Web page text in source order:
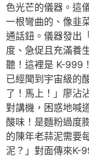
色光芒的儀器。這
一根彎曲的、像韭
通話鈕。儀器發出
度、急促且充滿養
聽！這裡是 K-999
已經聞到宇宙級的
了！馬上！」廖沾
對講機，困惑地喊
酸味！是麵粉過度
的陳年老蒜泥需要
泥？」對面傳來K-